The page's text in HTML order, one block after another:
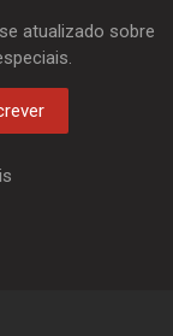
atualizado sobre